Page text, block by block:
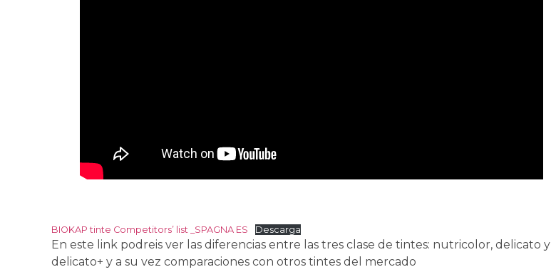
BIOKAP tinte Competitors’ list _SPAGNA ES Descarga
En este link podreis ver las diferencias entre las tres clase de tintes: nutricolor, delicato y
delicato+ y a su vez comparaciones con otros tintes del mercado